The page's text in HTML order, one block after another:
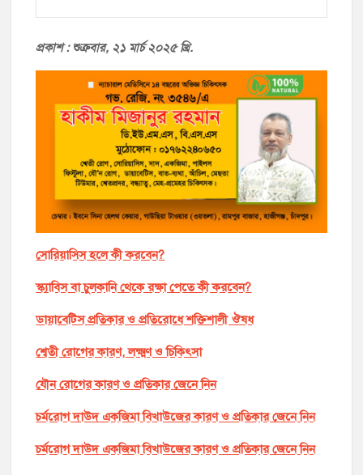
প্রকাশ : শুক্রবার, ২১ মার্চ ২০২৫ খ্রি.
সোরিয়াসিস হলে কী করবেন?
স্ক্যাবিস বা চুলকানি থেকে রক্ষা পেতে কী করবেন?
ডায়াবেটিস প্রতিকার ও প্রতিরোধে শক্তিশালী ঔষধ
শ্বেতী রোগের কারণ, লক্ষ্মণ ও চিকিৎসা
যৌন রোগের কারণ ও প্রতিকার জেনে নিন
চর্মরোগ দাউদ একজিমা বিখাউজের কারণ ও প্রতিকার জেনে নিন
চর্মরোগ দাউদ একজিমা বিখাউজের কারণ ও প্রতিকার জেনে নিন